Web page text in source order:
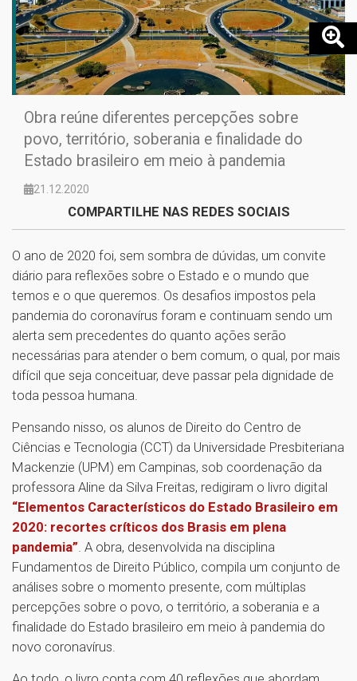
Obra reúne diferentes percepções sobre
povo, território, soberania e finalidade do
Estado brasileiro em meio à pandemia
21.12.2020
COMPARTILHE NAS REDES SOCIAIS
O ano de 2020 foi, sem sombra de dúvidas, um convite
diário para reflexões sobre o Estado e o mundo que
temos e o que queremos. Os desafios impostos pela
pandemia do coronavírus foram e continuam sendo um
alerta sem precedentes do quanto ações serão
necessárias para atender o bem comum, o qual, por mais
difícil que seja conceituar, deve passar pela dignidade de
toda pessoa humana.
Pensando nisso, os alunos de Direito do Centro de
Ciências e Tecnologia (CCT) da Universidade Presbiteriana
Mackenzie (UPM) em Campinas, sob coordenação da
professora Aline da Silva Freitas, redigiram o livro digital
“Elementos Característicos do Estado Brasileiro em
2020: recortes críticos dos Brasis em plena
pandemia” . A obra, desenvolvida na disciplina
Fundamentos de Direito Público, compila um conjunto de
análises sobre o momento presente, com múltiplas
percepções sobre o povo, o território, a soberania e a
finalidade do Estado brasileiro em meio à pandemia do
novo coronavírus.